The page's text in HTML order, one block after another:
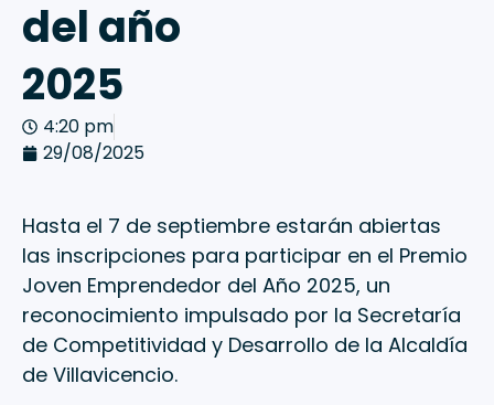
del año
2025
4:20 pm
29/08/2025
Hasta el 7 de septiembre estarán abiertas
las inscripciones para participar en el Premio
Joven Emprendedor del Año 2025, un
reconocimiento impulsado por la Secretaría
de Competitividad y Desarrollo de la Alcaldía
de Villavicencio.